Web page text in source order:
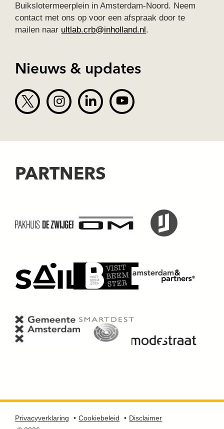
Buikslotermeerplein in Amsterdam-Noord. Neem
contact met ons op voor een afspraak door te
mailen naar ultlab.crb@inholland.nl.
Nieuws & updates
PARTNERS
Privacyverklaring Cookiebeleid
Disclaimer